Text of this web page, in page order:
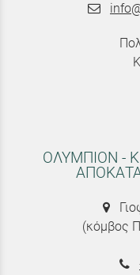
ΟΛΥΜΠΙΟΝ -
(κόμβος